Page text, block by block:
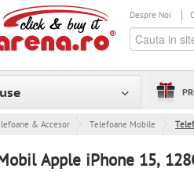
Despre Noi
& Accesorii Telefoane Mobile
Apple iPhone 15,